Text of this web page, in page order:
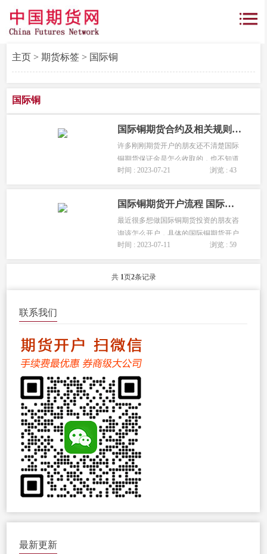
主页> 期货标签> 国际铜
国际铜
国际铜期货合约及相关规则 国际铜期货保证金
许多刚刚期货开户的朋友还不清楚国际
铜期货保证金是怎么收取的，也不知道
国际铜多少钱一手？下面就由期货开户
时间 : 2023-07-21 浏览 : 43
国际铜期货开户流程 国际铜期货开户条件
最近很多想做国际铜期货投资的朋友咨
询该怎么开户，具体的国际铜期货开户
流程是什么，国际铜开户需要花钱吗?下
期货的开户流程。...
时间 : 2023-07-11 浏览 : 59
共 1页2条记录
联系我们
最新更新